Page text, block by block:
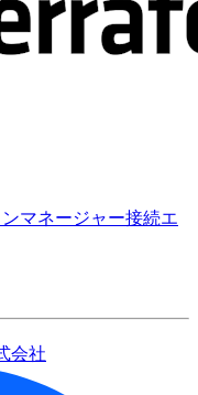
マネージャー接続エ
会社